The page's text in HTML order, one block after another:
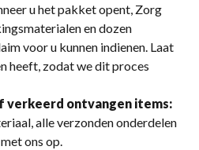
u het pakket opent, Zorg
en dozen
voor u kunnen indienen. Laat
heeft, zodat we dit proces
verkeerd ontvangen items:
alle verzonden onderdelen
ons op.